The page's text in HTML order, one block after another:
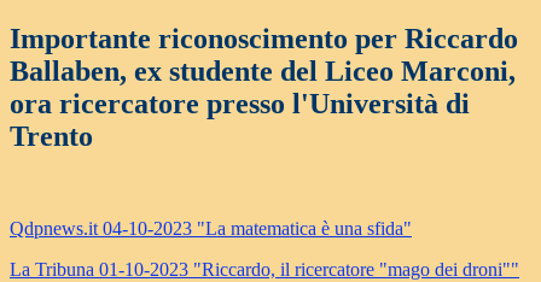
Importante riconoscimento per Riccardo
Ballaben, ex studente del Liceo Marconi,
ora ricercatore presso l'Università di
Trento
Qdpnews.it 04-10-2023 "La matematica è una sfida"
La Tribuna 01-10-2023 "Riccardo, il ricercatore "mago dei droni""